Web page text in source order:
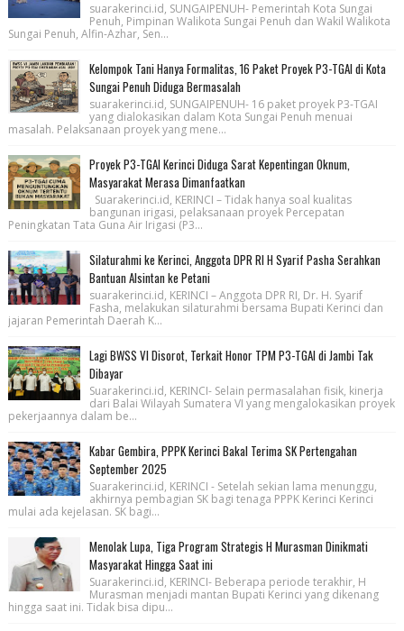
suarakerinci.id, SUNGAIPENUH- Pemerintah Kota Sungai
Penuh, Pimpinan Walikota Sungai Penuh dan Wakil Walikota
Sungai Penuh, Alfin-Azhar, Sen...
Kelompok Tani Hanya Formalitas, 16 Paket Proyek P3-TGAI di Kota
Sungai Penuh Diduga Bermasalah
suarakerinci.id, SUNGAIPENUH- 16 paket proyek P3-TGAI
yang dialokasikan dalam Kota Sungai Penuh menuai
masalah. Pelaksanaan proyek yang mene...
Proyek P3-TGAI Kerinci Diduga Sarat Kepentingan Oknum,
Masyarakat Merasa Dimanfaatkan
Suarakerinci.id, KERINCI – Tidak hanya soal kualitas
bangunan irigasi, pelaksanaan proyek Percepatan
Peningkatan Tata Guna Air Irigasi (P3...
Silaturahmi ke Kerinci, Anggota DPR RI H Syarif Pasha Serahkan
Bantuan Alsintan ke Petani
suarakerinci.id, KERINCI – Anggota DPR RI, Dr. H. Syarif
Fasha, melakukan silaturahmi bersama Bupati Kerinci dan
jajaran Pemerintah Daerah K...
Lagi BWSS VI Disorot, Terkait Honor TPM P3-TGAI di Jambi Tak
Dibayar
Suarakerinci.id, KERINCI- Selain permasalahan fisik, kinerja
dari Balai Wilayah Sumatera VI yang mengalokasikan proyek
pekerjaannya dalam be...
Kabar Gembira, PPPK Kerinci Bakal Terima SK Pertengahan
September 2025
Suarakerinci.id, KERINCI - Setelah sekian lama menunggu,
akhirnya pembagian SK bagi tenaga PPPK Kerinci Kerinci
mulai ada kejelasan. SK bagi...
Menolak Lupa, Tiga Program Strategis H Murasman Dinikmati
Masyarakat Hingga Saat ini
Suarakerinci.id, KERINCI- Beberapa periode terakhir, H
Murasman menjadi mantan Bupati Kerinci yang dikenang
hingga saat ini. Tidak bisa dipu...